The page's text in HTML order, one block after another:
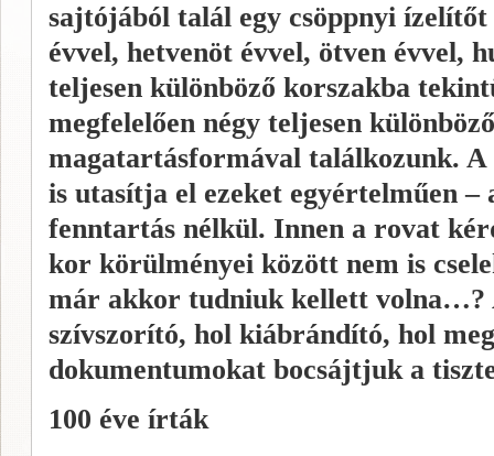
sajtójából talál egy csöppnyi
évvel, hetvenöt évvel, ötven évvel,
teljesen különböző korszakba
megfelelően négy teljesen
magatartásformával találkozunk. A
is utasítja el ezeket egyértelműen –
fenntartás nélkül. Innen a rovat
kor körülményei között nem is
már akkor tudniuk kellett volna…?
szívszorító, hol kiábrándító, hol
dokumentumokat bocsájtjuk a
100 éve írták